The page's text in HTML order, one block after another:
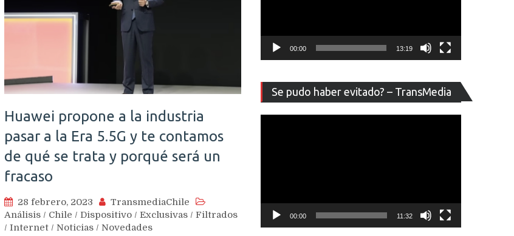
Huawei propone a la industria
pasar a la Era 5.5G y te contamos
de qué se trata y porqué será un
fracaso
28 febrero, 2023
TransmediaChile
Análisis / Chile / Dispositivo / Exclusivas / Filtrados
/ Internet / Noticias / Novedades
00:00 13:19
Se pudo haber evitado? – TransMedia
de
vídeo
00:00 11:32